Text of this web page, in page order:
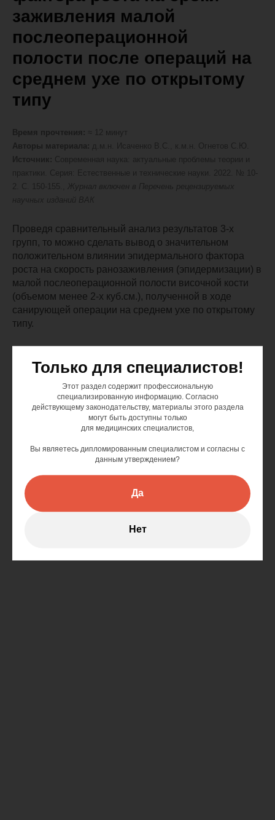
Только для специалистов!
Этот раздел содержит профессиональную
специализированную информацию. Согласно
действующему законодательству, материалы этого раздела
могут быть доступны только
для медицинских специалистов,
Вы являетесь дипломированным специалистом и согласны с
данным утверждением?
Да
Нет
заживления малой
послеоперационной
полости после операций на
среднем ухе по открытому
типу
Время прочтения: ≈ 12 минут
Авторы материала:
д.м.н. Исаченко В.С., к.м.н. Огнетов С.Ю.
Источник: Современная наука: актуальные проблемы теории и
практики. Серия: Естественные и технические науки. 2022. № 10-
2. С. 150-155.,
Журнал включен в Перечень рецензируемых
научных изданий ВАК
Проведя сравнительный анализ результатов 3-х
групп, то можно сделать вывод о значительном
положительном влиянии эпидермального фактора
роста на скорость ранозаживления (эпидермизации) в
малой послеоперационной полости височной кости
(объемом менее 2-х куб.см.), полученной в ходе
санирующей операции на среднем ухе по открытому
типу.